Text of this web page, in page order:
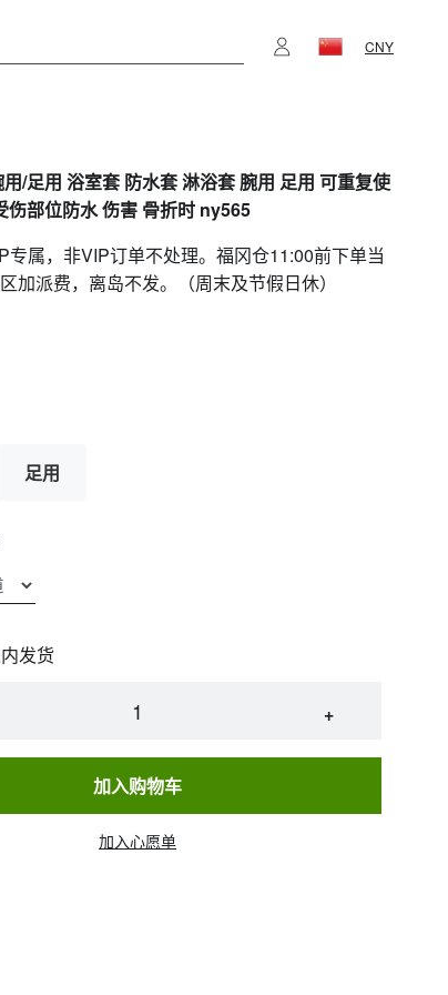
CNY
/足用 浴室套 防水套 淋浴套 腕用 足用 可重复使
伤部位防水 伤害 骨折时 ny565
属，非VIP订单不处理。福冈仓11:00前下单当
加派费，离岛不发。（周末及节假日休）
足用
发货
+
加入购物车
加入心愿单